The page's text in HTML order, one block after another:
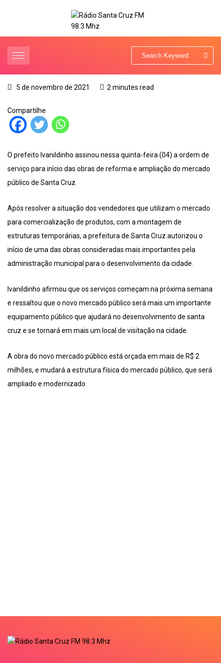
5 de novembro de 2021 2 minutes read
Compartilhe
O prefeito Ivanildinho assinou nessa quinta-feira (04) a ordem de
serviço para início das obras de reforma e ampliação do mercado
público de Santa Cruz.
Após resolver a situação dos vendedores que utilizam o mercado
para comercialização de produtos, com a montagem de
estruturas temporárias, a prefeitura de Santa Cruz autorizou o
início de uma das obras consideradas mais importantes pela
administração municipal para o desenvolvimento da cidade.
Ivanildinho afirmou que os serviços começam na próxima semana
e ressaltou que o novo mercado público será mais um importante
equipamento público que ajudará no desenvolvimento de santa
cruz e se tornará em mais um local de visitação na cidade.
A obra do novo mercado público está orçada em mais de R$ 2
milhões, e mudará a estrutura física do mercado público, que será
ampliado e modernizado.